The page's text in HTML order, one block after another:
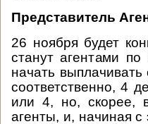
Представитель
26 ноября будет
станут агентами
начать
соответственно, 4
или 4, но, скорее,
агенты, и, начиная с